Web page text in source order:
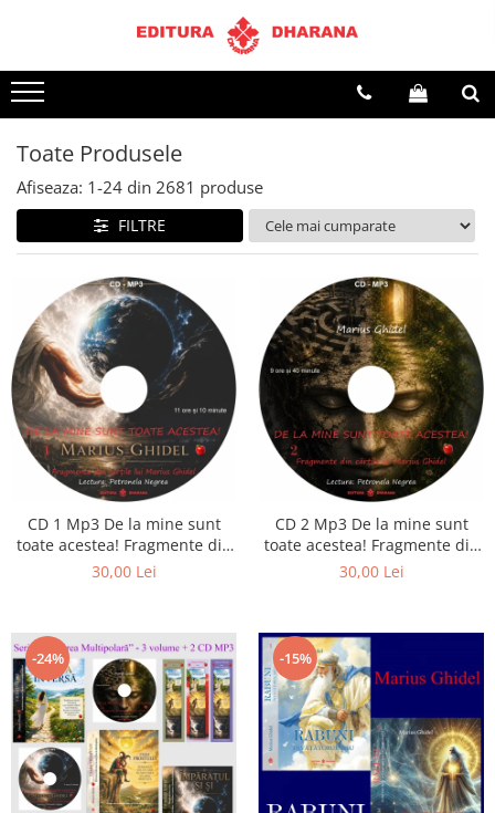
Terapii
Dietoterapie
Toate Produsele
Afiseaza: 1-24 din 2681 produse
FILTRE
CD 1 Mp3 De la mine sunt
toate acestea! Fragmente din
cărțile lui Marius Ghidel
30,00 Lei
CD 2 Mp3 De la mine sunt
toate acestea! Fragmente din
cărțile lui Marius Ghidel
30,00 Lei
-24% -15%